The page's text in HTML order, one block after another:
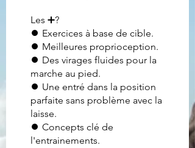
Les ➕?
⏺ Exercices à base de cible.
⏺ Meilleures proprioception.
⏺ Des virages fluides pour la
marche au pied.
⏺ Une entré dans la position
parfaite sans problème avec la
laisse.
⏺ Concepts clé de
l'entrainements.